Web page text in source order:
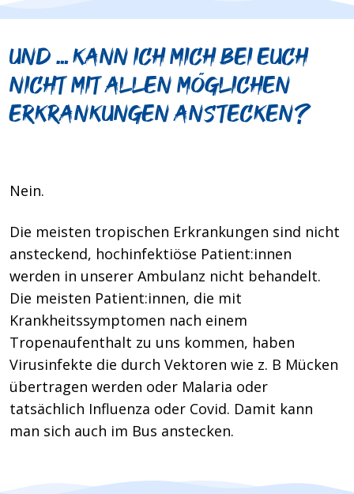
Und … kann ich mich bei Euch
nicht mit allen möglichen
Erkrankungen anstecken?
Nein.
Die meisten tropischen Erkrankungen sind nicht
ansteckend, hochinfektiöse Patient:innen
werden in unserer Ambulanz nicht behandelt.
Die meisten Patient:innen, die mit
Krankheitssymptomen nach einem
Tropenaufenthalt zu uns kommen, haben
Virusinfekte die durch Vektoren wie z. B Mücken
übertragen werden oder Malaria oder
tatsächlich Influenza oder Covid. Damit kann
man sich auch im Bus anstecken.